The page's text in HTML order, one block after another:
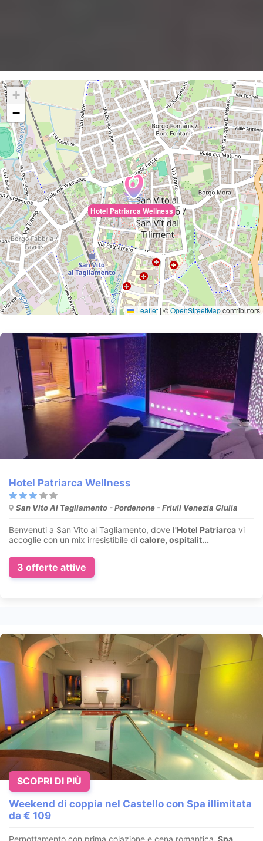
Hotel Patriarca Wellness
+
−
Leaflet | ©OpenStreetMapcontributors
Hotel Patriarca Wellness
San Vito Al Tagliamento - Pordenone - Friuli Venezia Giulia
Benvenuti a San Vito al Tagliamento, dove l'Hotel Patriarca vi
accoglie con un mix irresistibile di calore, ospitalit...
3 offerte attive
Weekend di coppia nel Castello con Spa illimitata
da € 109
SCOPRI DI PIÙ